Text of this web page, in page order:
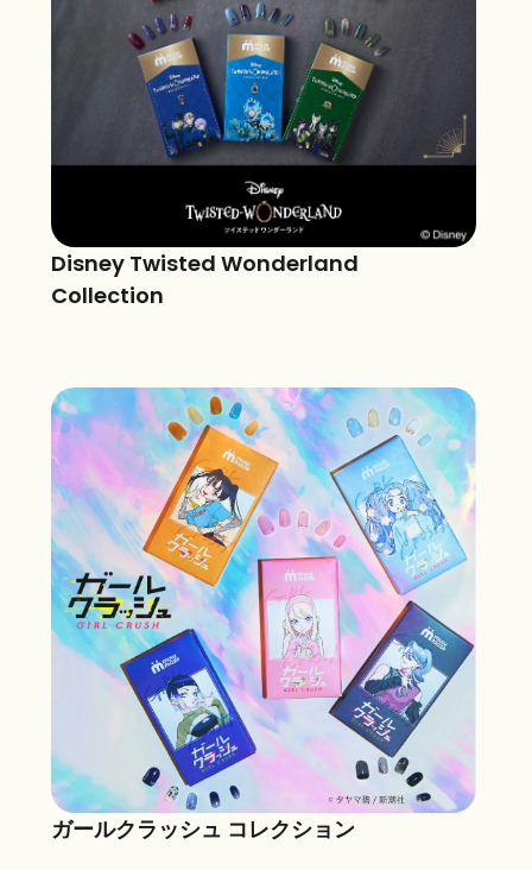
Disney Twisted Wonderland
Collection
ガールクラッシュ コレクション